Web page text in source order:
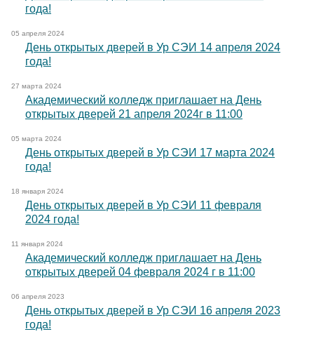
года!
05 апреля 2024
День открытых дверей в Ур СЭИ 14 апреля 2024
года!
27 марта 2024
Академический колледж приглашает на День
открытых дверей 21 апреля 2024г в 11:00
05 марта 2024
День открытых дверей в Ур СЭИ 17 марта 2024
года!
18 января 2024
День открытых дверей в Ур СЭИ 11 февраля
2024 года!
11 января 2024
Академический колледж приглашает на День
открытых дверей 04 февраля 2024 г в 11:00
06 апреля 2023
День открытых дверей в Ур СЭИ 16 апреля 2023
года!